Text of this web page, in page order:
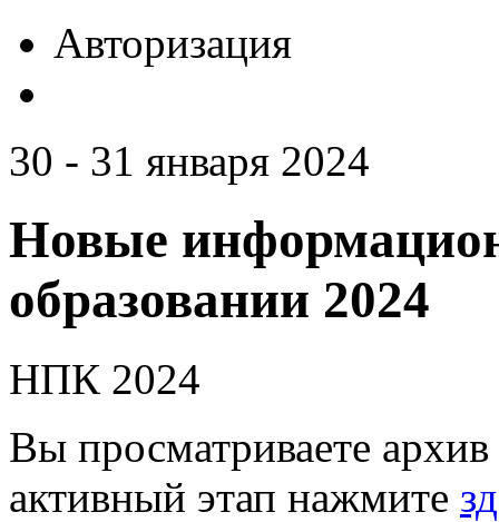
Авторизация
30 - 31 января 2024
Новые
образовании 2024
НПК 2024
Вы просматриваете
активный этап нажмите